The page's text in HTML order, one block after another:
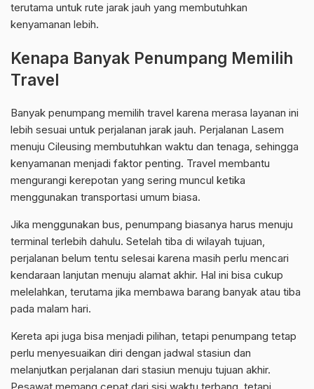
terutama untuk rute jarak jauh yang membutuhkan
kenyamanan lebih.
Kenapa Banyak Penumpang Memilih
Travel
Banyak penumpang memilih travel karena merasa layanan ini
lebih sesuai untuk perjalanan jarak jauh. Perjalanan Lasem
menuju Cileusing membutuhkan waktu dan tenaga, sehingga
kenyamanan menjadi faktor penting. Travel membantu
mengurangi kerepotan yang sering muncul ketika
menggunakan transportasi umum biasa.
Jika menggunakan bus, penumpang biasanya harus menuju
terminal terlebih dahulu. Setelah tiba di wilayah tujuan,
perjalanan belum tentu selesai karena masih perlu mencari
kendaraan lanjutan menuju alamat akhir. Hal ini bisa cukup
melelahkan, terutama jika membawa barang banyak atau tiba
pada malam hari.
Kereta api juga bisa menjadi pilihan, tetapi penumpang tetap
perlu menyesuaikan diri dengan jadwal stasiun dan
melanjutkan perjalanan dari stasiun menuju tujuan akhir.